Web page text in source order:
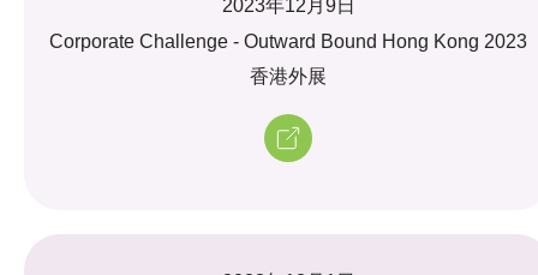
2023年12月9日
Corporate Challenge - Outward Bound Hong Kong 2023
香港外展